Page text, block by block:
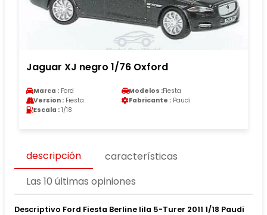
Jaguar XJ negro 1/76 Oxford
Marca : Ford Modelos :Fiesta
Version : Fiesta Fabricante : Paudi
Escala : 1/18
descripción
características
Las 10 últimas opiniones
Descriptivo Ford Fiesta Berline lila 5-Turer 2011 1/18 Paudi